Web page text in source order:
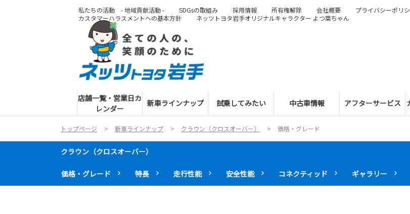
店舗一覧・営業日カ
レンダー
新車ラインナップ 試乗してみたい 中古車情報 アフターサービス
私たちの活動 - 地域貢献活動 - SDGsの取組み 採用情報 所有権解除 会社概要 プライバシーポリ
カスタマーハラスメントへの基本方針
ネッツトヨタ岩手オリジナルキャラクター よつ葉ちゃん
トップページ 新車ラインナップ クラウン（クロスオーバー） 価格・グレード
クラウン（クロスオーバー）
価格・グレード 特長 走行性能 安全性能 コネクティッド ギャラリー